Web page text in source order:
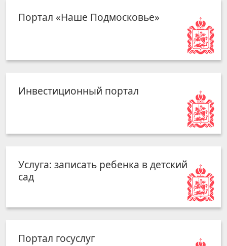
Портал «Наше Подмосковье»
Инвестиционный портал
Услуга: записать ребенка в детский
сад
Портал госуслуг